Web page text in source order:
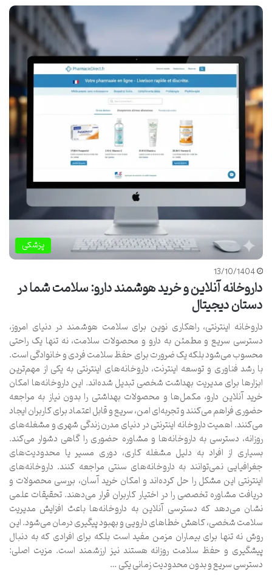
پزشکی
13/10/1404
داروخانه آنلاین و خرید هوشمند دارو: سلامت شما در
دستان دیجیتال
داروخانه اینترنتی، راهکاری نوین برای سلامت هوشمند در دنیای امروز،
دسترسی سریع و مطمئن به دارو و محصولات سلامت، نه تنها یک راحتی
محسوب می‌شود بلکه یک ضرورت برای حفظ سلامت فردی و خانوادگی است.
با رشد فناوری و توسعه اینترنت، داروخانه‌های اینترنتی به یکی از مهم‌ترین
ابزارها برای مدیریت بهداشت شخصی تبدیل شده‌اند. این داروخانه‌ها امکان
خرید آنلاین دارو، مکمل‌ها و محصولات بهداشتی را بدون نیاز به مراجعه
حضوری فراهم می‌کنند و تجربه‌ای امن، سریع و قابل اعتماد برای کاربران ایجاد
می‌کنند. اهمیت داروخانه اینترنتی در دنیای مدرن زندگی شهری و مشغله‌های
روزانه، دسترسی به داروخانه‌ها و مشاوره حضوری را گاهی دشوار می‌کند.
بسیاری از افراد به دلیل مشغله کاری، دوری مسیر یا محدودیت‌های
جغرافیایی نمی‌توانند به داروخانه‌های سنتی مراجعه کنند. داروخانه‌های
اینترنتی این مشکل را حل کرده‌اند و امکان خرید آسان، بررسی محصولات و
دریافت مشاوره تخصصی را در اختیار کاربران قرار می‌دهند. تحقیقات علمی
نشان می‌دهد که دسترسی آنلاین به داروخانه‌ها باعث افزایش مدیریت
سلامت شخصی، کاهش خطاهای دارویی و بهبود پیگیری درمان می‌شود. این
روش نه تنها برای بیماران مزمن مفید است بلکه برای افرادی که به دنبال
پیشگیری و حفظ سلامت روزانه هستند نیز ارزشمند است. مزیت اصلی:
دسترسی سریع و بدون محدودیت زمانی یکی …